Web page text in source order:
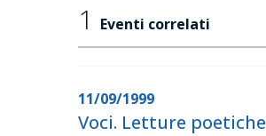
1 Eventi correlati
11/09/1999
Voci. Letture poetiche